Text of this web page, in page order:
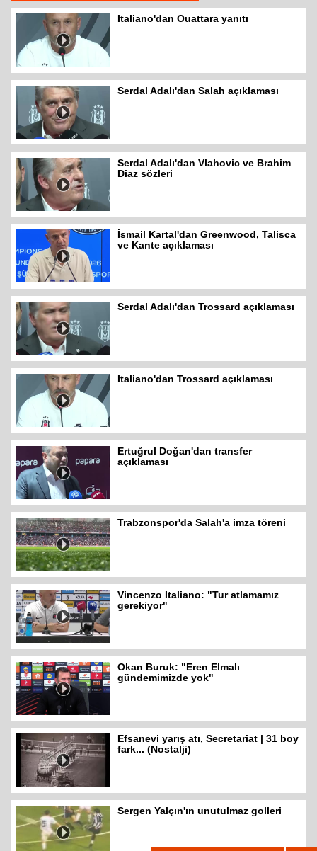
Italiano'dan Ouattara yanıtı
Serdal Adalı'dan Salah açıklaması
Serdal Adalı'dan Vlahovic ve Brahim
Diaz sözleri
İsmail Kartal'dan Greenwood, Talisca
ve Kante açıklaması
Serdal Adalı'dan Trossard açıklaması
Italiano'dan Trossard açıklaması
Ertuğrul Doğan'dan transfer
açıklaması
Trabzonspor'da Salah'a imza töreni
Vincenzo Italiano: "Tur atlamamız
gerekiyor"
Okan Buruk: "Eren Elmalı
gündemimizde yok"
Efsanevi yarış atı, Secretariat | 31 boy
fark... (Nostalji)
Sergen Yalçın'ın unutulmaz golleri